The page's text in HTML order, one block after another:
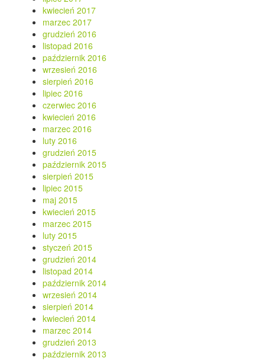
kwiecień 2017
marzec 2017
grudzień 2016
listopad 2016
październik 2016
wrzesień 2016
sierpień 2016
lipiec 2016
czerwiec 2016
kwiecień 2016
marzec 2016
luty 2016
grudzień 2015
październik 2015
sierpień 2015
lipiec 2015
maj 2015
kwiecień 2015
marzec 2015
luty 2015
styczeń 2015
grudzień 2014
listopad 2014
październik 2014
wrzesień 2014
sierpień 2014
kwiecień 2014
marzec 2014
grudzień 2013
październik 2013